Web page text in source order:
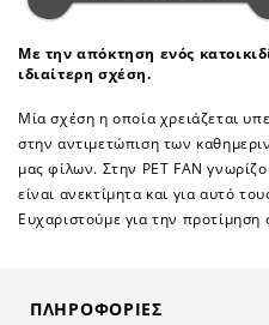
Με την απόκτηση ενός
ιδιαίτερη σχέση.
Μία σχέση η οποία χρειάζεται
στην αντιμετώπιση των
μας φίλων. Στην PET FAN
είναι ανεκτίμητα και για αυτό
Ευχαριστούμε για την προτίμηση
ΠΛΗΡΟΦΟΡΊΕΣ